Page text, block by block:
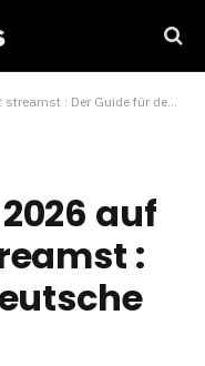
: Der Guide für deutsche Fans
auf
: